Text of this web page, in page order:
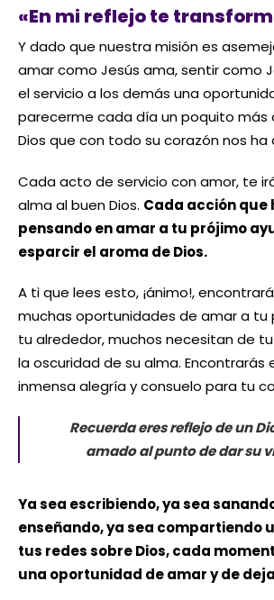
«En mi reflejo te
Y dado que nuestra misión es
amar como Jesús ama, sentir como
el servicio a los demás una
parecerme cada día un poquito más
Dios que con todo su corazón nos ha
Cada acto de servicio con amor, te
alma al buen Dios. Cada acción que
pensando en amar a tu prójimo
esparcir el aroma de Dios.
A ti que lees esto, ¡ánimo!,
muchas oportunidades de amar a tu
tu alrededor, muchos necesitan de
la oscuridad de su alma. Encontrarás
inmensa alegría y consuelo para tu
Recuerda eres reflejo de un
amado al punto de dar su
Ya sea escribiendo, ya sea
enseñando, ya sea compartiendo
tus redes sobre Dios, cada
una oportunidad de amar y de